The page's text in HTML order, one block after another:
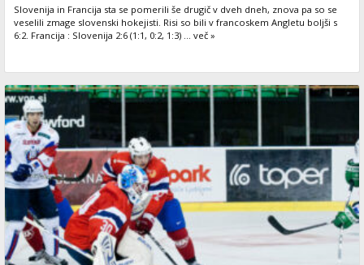
Slovenija in Francija sta se pomerili še drugič v dveh dneh, znova pa so se
veselili zmage slovenski hokejisti. Risi so bili v francoskem Angletu boljši s
6:2. Francija : Slovenija 2:6 (1:1, 0:2, 1:3) ... več »